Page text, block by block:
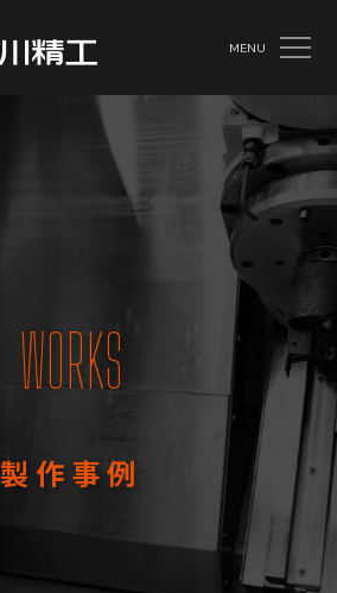
MENU
WORKS
製作事例